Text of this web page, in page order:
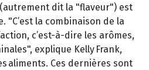
dit la "flaveur") est
"C’est la combinaison de la
c’est-à-dire les arômes,
explique Kelly Frank,
aliments. Ces dernières sont